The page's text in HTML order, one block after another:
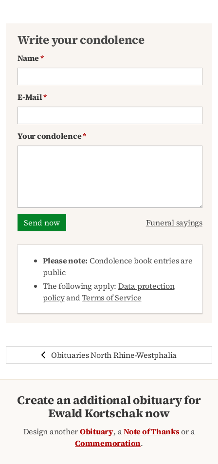
Write your condolence
Name*
E-Mail*
Your condolence*
Send now Funeral sayings
Please note: Condolence book entries are
public
The following apply: Data protection
policyandTerms of Service
Obituaries North Rhine-Westphalia
Create an additional obituary for
Ewald Kortschak now
Design anotherObituary, aNote of Thanksor a
Commemoration.